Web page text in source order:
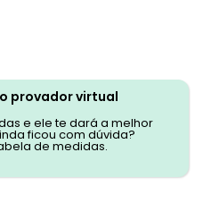
provador virtual
e ele te dará a melhor
ficou com dúvida?
de medidas.